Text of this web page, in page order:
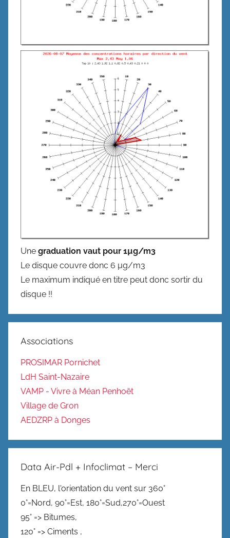
Une graduation vaut pour 1µg/m3
Le disque couvre donc 6 µg/m3
Le maximum indiqué en titre peut donc sortir du
disque !!
Associations
PROSIMAR Pornichet
LdH Saint-Nazaire
VAMP - Vivre à Méan Penhoët
Village de Gron
AEDZRP à Donges
Data Air-Pdl + Infoclimat – Merci
En BLEU, l'orientation du vent sur 360°
0°=Nord, 90°=Est, 180°=Sud,270°=Ouest
95° => Bitumes,
120° => Ciments ,